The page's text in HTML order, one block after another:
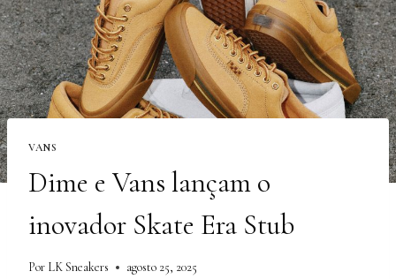
VANS
Dime e Vans lançam o
inovador Skate Era Stub
Por LK Sneakers agosto 25, 2025